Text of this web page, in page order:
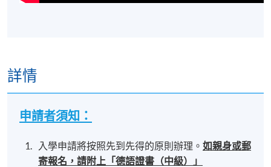
詳情
申請者須知：
入學申請將按照先到先得的原則辦理。如親身或郵
寄報名，請附上「德語證書（中級）」